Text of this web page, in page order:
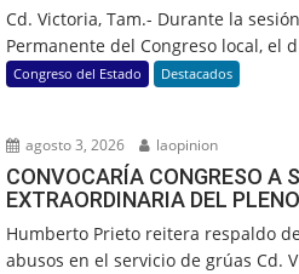
Cd. Victoria, Tam.- Durante la
Permanente del Congreso local, el
Congreso del Estado Destacados
agosto 3, 2026 laopinion
CONVOCARÍA CONGRESO A
EXTRAORDINARIA DEL
Humberto Prieto reitera respaldo
abusos en el servicio de grúas Cd.